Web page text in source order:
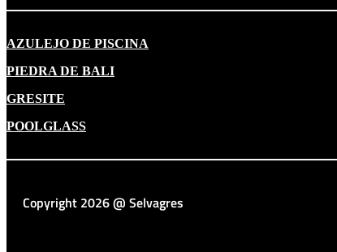
AZULEJO DE PISCINA
PIEDRA DE BALI
GRESITE
POOLGLASS
Copyright 2026 @ Selvagres